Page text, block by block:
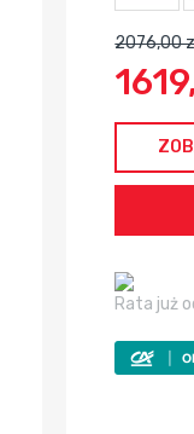
2076,00
Rata już